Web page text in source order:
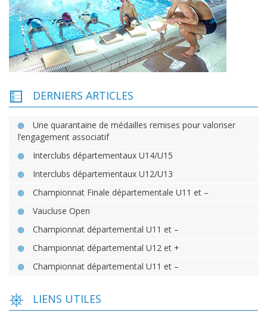
DERNIERS ARTICLES
Une quarantaine de médailles remises pour valoriser
l’engagement associatif
Interclubs départementaux U14/U15
Interclubs départementaux U12/U13
Championnat Finale départementale U11 et –
Vaucluse Open
Championnat départemental U11 et –
Championnat départemental U12 et +
Championnat départemental U11 et –
LIENS UTILES